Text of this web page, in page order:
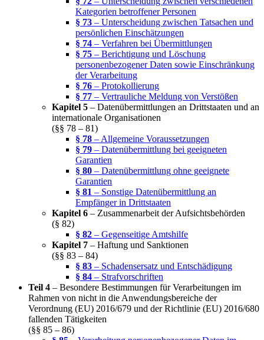
Kategorien betroffener Personen
§ 73 – Unterscheidung zwischen Tatsachen und
persönlichen Einschätzungen
§ 74 – Verfahren bei Übermittlungen
§ 75 – Berichtigung und Löschung
personenbezogener Daten sowie Einschränkung
der Verarbeitung
§ 76 – Protokollierung
§ 77 – Vertrauliche Meldung von Verstößen
Kapitel 5 – Datenübermittlungen an Drittstaaten und an
internationale Organisationen
(§§ 78 – 81)
§ 78 – Allgemeine Voraussetzungen
§ 79 – Datenübermittlung bei geeigneten
Garantien
§ 80 – Datenübermittlung ohne geeignete
Garantien
§ 81 – Sonstige Datenübermittlung an
Empfänger in Drittstaaten
Kapitel 6 – Zusammenarbeit der Aufsichtsbehörden
(§ 82)
§ 82 – Gegenseitige Amtshilfe
Kapitel 7 – Haftung und Sanktionen
(§§ 83 – 84)
§ 83 – Schadensersatz und Entschädigung
§ 84 – Strafvorschriften
Teil 4 – Besondere Bestimmungen für Verarbeitungen im
Rahmen von nicht in die Anwendungsbereiche der
Verordnung (EU) 2016/679 und der Richtlinie (EU) 2016/680
fallenden Tätigkeiten
(§§ 85 – 86)